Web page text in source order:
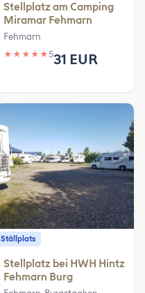
Stellplatz am Camping
Miramar Fehmarn
Fehmarn
★ ★ ★ ★ ★531 EUR
Ställplats
Stellplatz bei HWH Hintz
Fehmarn Burg